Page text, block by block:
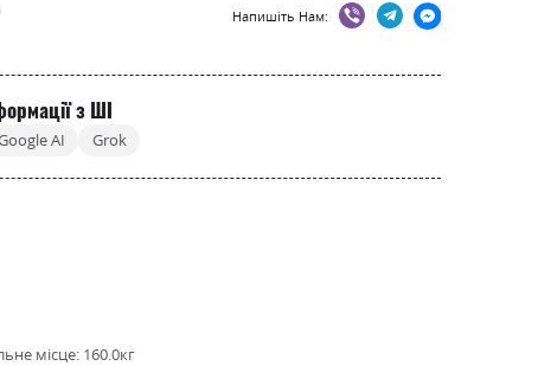
Напишіть Нам:
з ШІ
AI Grok
місце: 160.0кг